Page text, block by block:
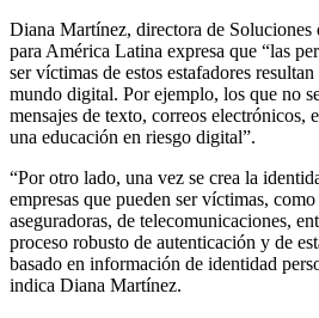
Diana Martínez, directora de Soluciones
para América Latina expresa que “las
ser víctimas de estos estafadores
mundo digital. Por ejemplo, los que no
mensajes de texto, correos electrónicos,
una educación en riesgo digital”.
“Por otro lado, una vez se crea la
empresas que pueden ser víctimas,
aseguradoras, de telecomunicaciones,
proceso robusto de autenticación y de
basado en información de identidad
indica Diana Martínez.